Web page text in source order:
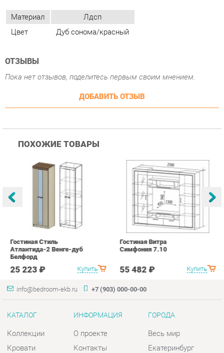
Пока нет отзывов, поделитесь первым своим мнением.
ДОБАВИТЬ ОТЗЫВ
ПОХОЖИЕ ТОВАРЫ
Атлантида-2 Венге-дуб
Белфорд
25 223 ₽ Купить
Гостиная Витра
Симфония 7.10
55 482 ₽
info@bedroom-ekb.ru +7 (903) 000-00-00
КАТАЛОГ
Матрасы
Шкафы
Тумбы
Зеркала
ИНФОРМАЦИЯ
О проекте
Дизайн
Скидки и Акции
Политика
Гарантия
ГОРОДА